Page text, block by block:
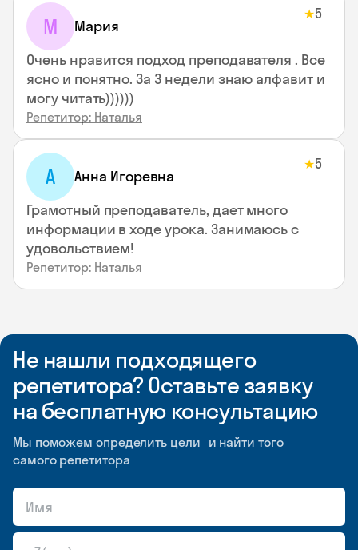
М Мария
★5
Очень нравится подход преподавателя . Все
ясно и понятно. За 3 недели знаю алфавит и
могу читать))))))
Репетитор: Наталья
А Анна Игоревна
★5
Грамотный преподаватель, дает много
информации в ходе урока. Занимаюсь с
удовольствием!
Репетитор: Наталья
Не нашли подходящего
репетитора? Оставьте заявку
на бесплатную консультацию
Мы поможем определить цели и найти того
самого репетитора